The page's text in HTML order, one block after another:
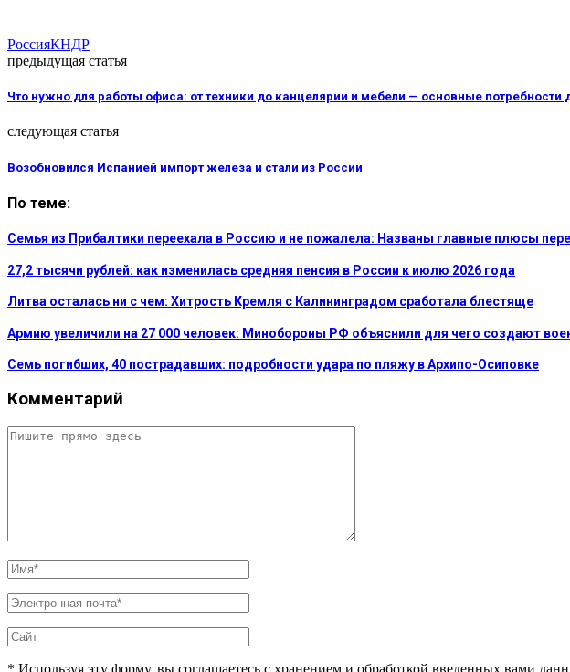
РоссияКНДР
предыдущая статья
Что нужно для работы офиса: от техники до канцелярии и мебели — основные потребности
следующая статья
Возобновился Испанией импорт железа и стали из России
По теме:
Семья из Прибалтики переехала в Россию и не пожалела: Названы главные плюсы
27,2 тысячи рублей: как изменилась средняя пенсия в России к июлю 2026 года
Литва осталась ни с чем: Хитрость Кремля с Калининградом сработала блестяще
Армию увеличили на 27 000 человек: Минобороны РФ объяснили для чего создают
Семь погибших, 40 пострадавших: подробности удара по пляжу в Архипо-Осиповке
Комментарий
* Используя эту форму, вы соглашаетесь с хранением и обработкой введенных вами